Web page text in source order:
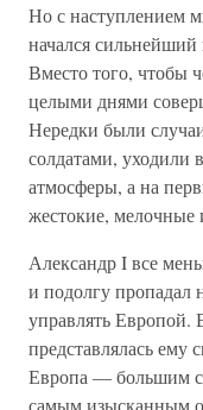
Но с наступлением
начался сильнейший
Вместо того, чтобы
целыми днями
Нередки были
солдатами, уходили
атмосферы, а на
жестокие, мелочные
Александр I все
и подолгу пропадал
управлять Европой.
представлялась ему
Европа — большим
самым изысканным